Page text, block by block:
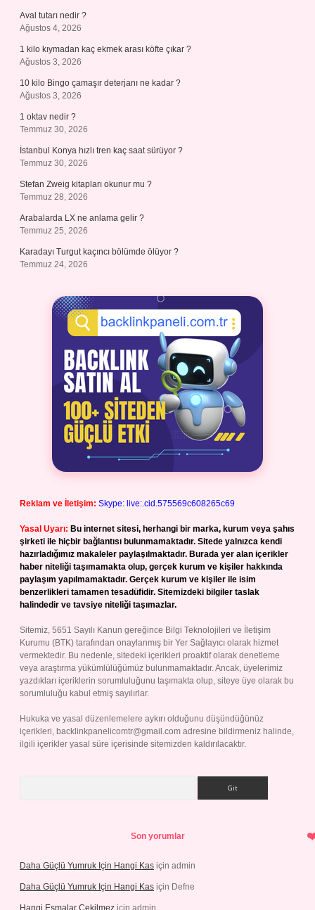
Aval tutarı nedir ?
Ağustos 4, 2026
1 kilo kıymadan kaç ekmek arası köfte çıkar ?
Ağustos 3, 2026
10 kilo Bingo çamaşır deterjanı ne kadar ?
Ağustos 3, 2026
1 oktav nedir ?
Temmuz 30, 2026
İstanbul Konya hızlı tren kaç saat sürüyor ?
Temmuz 30, 2026
Stefan Zweig kitapları okunur mu ?
Temmuz 28, 2026
Arabalarda LX ne anlama gelir ?
Temmuz 25, 2026
Karadayı Turgut kaçıncı bölümde ölüyor ?
Temmuz 24, 2026
Reklam ve İletişim: Skype: live:.cid.575569c608265c69
Yasal Uyarı: Bu internet sitesi, herhangi bir marka, kurum veya şahıs
şirketi ile hiçbir bağlantısı bulunmamaktadır. Sitede yalnızca kendi
hazırladığımız makaleler paylaşılmaktadır. Burada yer alan içerikler
haber niteliği taşımamakta olup, gerçek kurum ve kişiler hakkında
paylaşım yapılmamaktadır. Gerçek kurum ve kişiler ile isim
benzerlikleri tamamen tesadüfidir. Sitemizdeki bilgiler taslak
halindedir ve tavsiye niteliği taşımazlar.
Sitemiz, 5651 Sayılı Kanun gereğince Bilgi Teknolojileri ve İletişim
Kurumu (BTK) tarafından onaylanmış bir Yer Sağlayıcı olarak hizmet
vermektedir. Bu nedenle, sitedeki içerikleri proaktif olarak denetleme
veya araştırma yükümlülüğümüz bulunmamaktadır. Ancak, üyelerimiz
yazdıkları içeriklerin sorumluluğunu taşımakta olup, siteye üye olarak bu
sorumluluğu kabul etmiş sayılırlar.
Hukuka ve yasal düzenlemelere aykırı olduğunu düşündüğünüz
içerikleri, backlinkpanelicomtr@gmail.com adresine bildirmeniz halinde,
ilgili içerikler yasal süre içerisinde sitemizden kaldırılacaktır.
Son yorumlar
Daha Güçlü Yumruk Için Hangi Kas için admin
Daha Güçlü Yumruk Için Hangi Kas için Defne
Hangi Esmalar Çekilmez için admin